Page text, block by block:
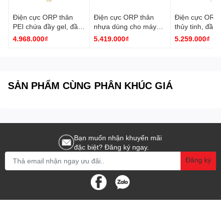
Điện cực ORP thân
PEI chứa đầy gel, đầu
nối DIN HI3620D
4.968.000₫
Điện cực ORP thân
nhựa dùng cho máy
HI98190 HI36203
5.419.000₫
Điện cực ORP
thủy tinh, đầu
HI3619D
5.259.000₫
SẢN PHẨM CÙNG PHÂN KHÚC GIÁ
Bạn muốn nhận khuyến mãi
đặc biệt? Đăng ký ngay.
Đăng ký